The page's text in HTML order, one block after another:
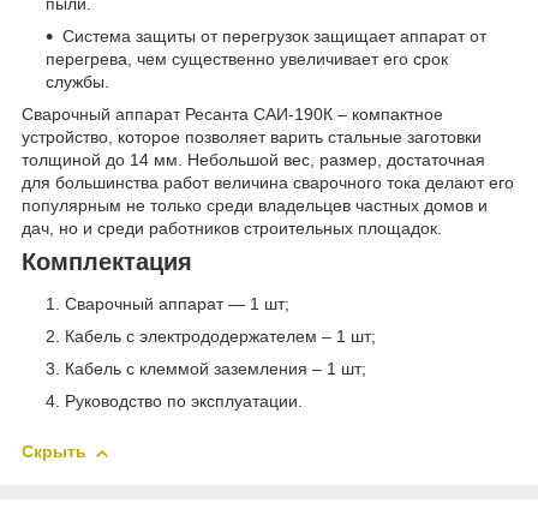
Система защиты от перегрузок защищает аппарат от
перегрева, чем существенно увеличивает его срок
службы.
Сварочный аппарат Ресанта САИ-190К – компактное
устройство, которое позволяет варить стальные заготовки
толщиной до 14 мм. Небольшой вес, размер, достаточная
для большинства работ величина сварочного тока делают его
популярным не только среди владельцев частных домов и
дач, но и среди работников строительных площадок.
Комплектация
Сварочный аппарат — 1 шт;
Кабель с электрододержателем – 1 шт;
Кабель с клеммой заземления – 1 шт;
Руководство по эксплуатации.
Скрыть